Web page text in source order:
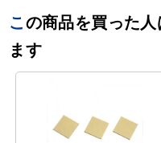
この商品を買った人はこんな商品も買ってい
ます